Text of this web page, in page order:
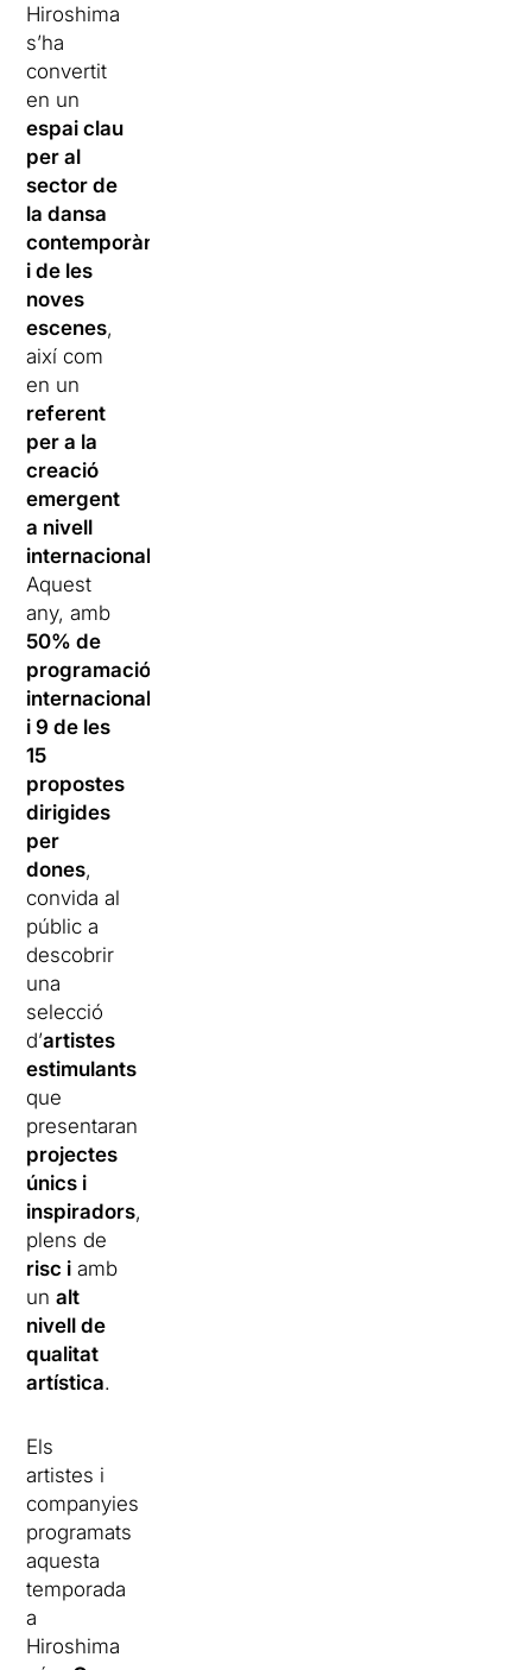
Hiroshima
s’ha
convertit
en un
espai clau
per al
sector de
la dansa
contemporàna
i de les
noves
escenes,
així com
en un
referent
per a la
creació
emergent
a nivell
internacional
Aquest
any, amb
50% de
programació
internacional
i 9 de les
15
propostes
dirigides
per
dones,
convida al
públic a
descobrir
una
selecció
d’artistes
estimulants
que
presentaran
projectes
únics i
inspiradors,
plens de
risc i amb
unalt
nivell de
qualitat
artística.
Els
artistes i
companyies
programats
aquesta
temporada
a
Hiroshima